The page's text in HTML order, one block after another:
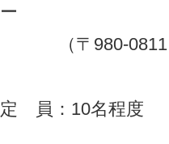
ー
（〒980-0811
定 員：10名程度